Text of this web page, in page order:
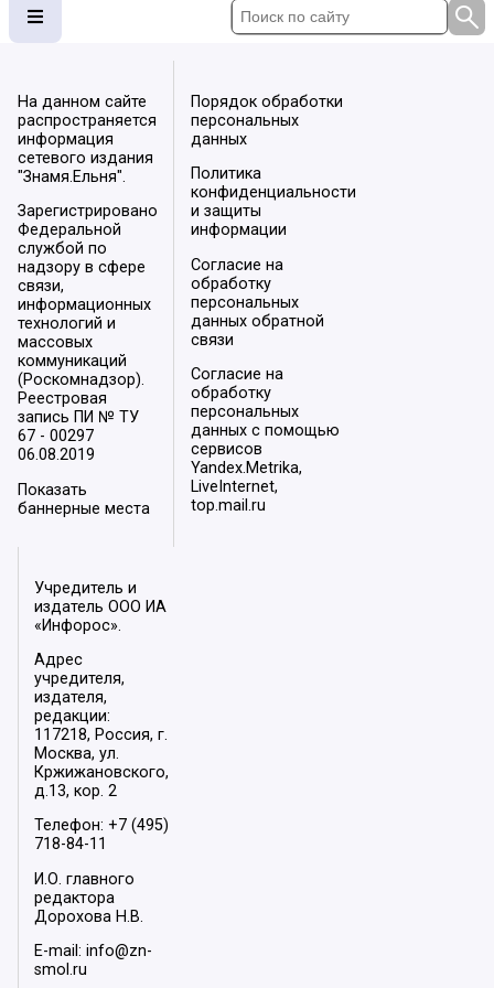
На данном сайте
распространяется
информация
сетевого издания
"Знамя.Ельня".
Зарегистрировано
Федеральной
службой по
надзору в сфере
связи,
информационных
технологий и
массовых
коммуникаций
(Роскомнадзор).
Реестровая
запись ПИ № ТУ
67 - 00297
06.08.2019
Показать
баннерные места
Порядок обработки
персональных
данных
Политика
конфиденциальности
и защиты
информации
Согласие на
обработку
персональных
данных обратной
связи
Согласие на
обработку
персональных
данных с помощью
сервисов
Yandex.Metrika,
LiveInternet,
top.mail.ru
Учредитель и
издатель ООО ИА
«Инфорос».
Адрес
учредителя,
издателя,
редакции:
117218, Россия, г.
Москва, ул.
Кржижановского,
д.13, кор. 2
Телефон: +7 (495)
718-84-11
И.О. главного
редактора
Дорохова Н.В.
E-mail: info@zn-
smol.ru